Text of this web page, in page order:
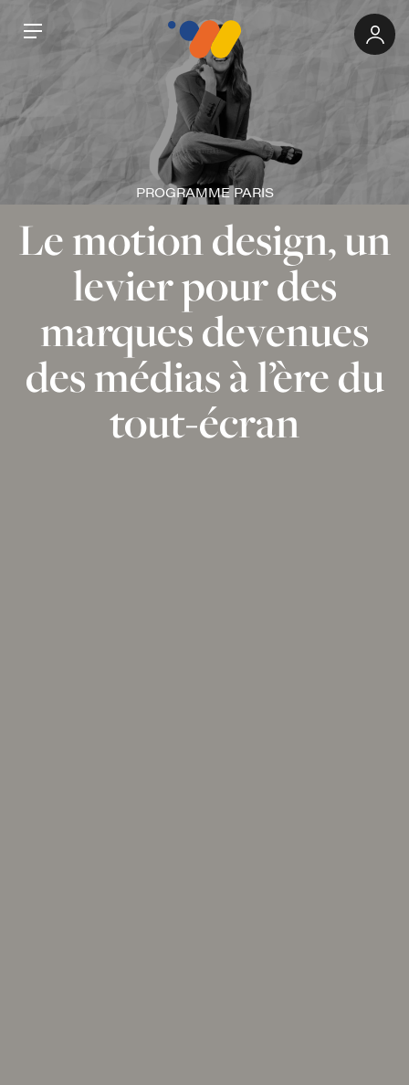
Aller au contenu principal
PROGRAMME PARIS
Le motion design, un
levier pour des
marques devenues
des médias à l’ère du
tout-écran
Panneau de gestion des cookies